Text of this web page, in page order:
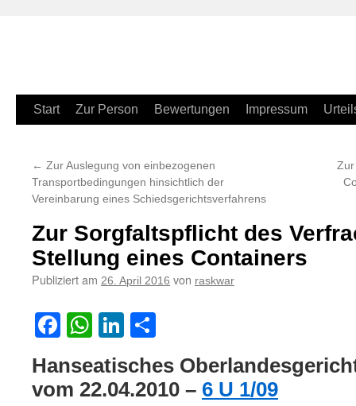
Zum
springen
Start Zur Person Bewertungen Impressum
← Zur Auslegung von einbezogenen
Transportbedingungen hinsichtlich der
Vereinbarung eines Schiedsgerichtsverfahrens
Zur Sorgfaltspflicht des
Stellung eines Containers
Publiziert am 26. April 2016 von raskwar
Facebook
WhatsApp
LinkedIn
Hanseatisches
vom 22.04.2010 – 6 U 1/09